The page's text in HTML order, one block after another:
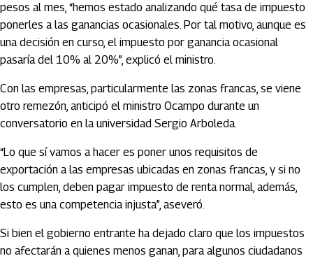
pesos al mes, “hemos estado analizando qué tasa de impuesto
ponerles a las ganancias ocasionales. Por tal motivo, aunque es
una decisión en curso, el impuesto por ganancia ocasional
pasaría del 10% al 20%”, explicó el ministro.
Con las empresas, particularmente las zonas francas, se viene
otro remezón, anticipó el ministro Ocampo durante un
conversatorio en la universidad Sergio Arboleda.
“Lo que sí vamos a hacer es poner unos requisitos de
exportación a las empresas ubicadas en zonas francas, y si no
los cumplen, deben pagar impuesto de renta normal, además,
esto es una competencia injusta”, aseveró.
Si bien el gobierno entrante ha dejado claro que los impuestos
no afectarán a quienes menos ganan, para algunos ciudadanos